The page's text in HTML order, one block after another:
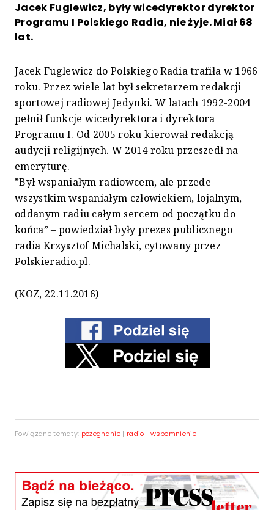
Jacek Fuglewicz, były wicedyrektor dyrektor
Programu I Polskiego Radia, nie żyje. Miał 68
lat.
Jacek Fuglewicz do Polskiego Radia trafiła w 1966
roku. Przez wiele lat był sekretarzem redakcji
sportowej radiowej Jedynki. W latach 1992-2004
pełnił funkcje wicedyrektora i dyrektora
Programu I. Od 2005 roku kierował redakcją
audycji religijnych. W 2014 roku przeszedł na
emeryturę.
”Był wspaniałym radiowcem, ale przede
wszystkim wspaniałym człowiekiem, lojalnym,
oddanym radiu całym sercem od początku do
końca” – powiedział były prezes publicznego
radia Krzysztof Michalski, cytowany przez
Polskieradio.pl.
(KOZ, 22.11.2016)
Powiązane tematy: pożegnanie| radio | wspomnienie